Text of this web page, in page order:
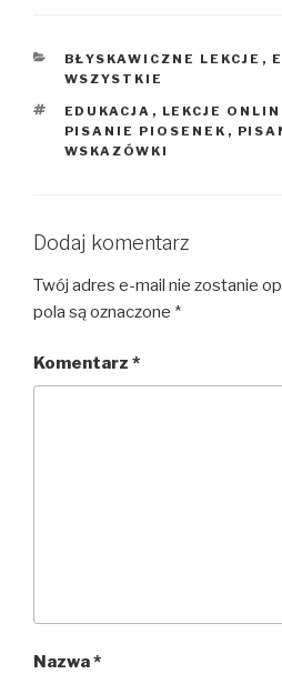
KATEGORIE
BŁYSKAWICZNE LEKCJE ,
WSZYSTKIE
TAGI
EDUKACJA , LEKCJE
PISANIE PIOSENEK ,
WSKAZÓWKI
Dodaj komentarz
Twój adres e-mail nie zostanie
pola są oznaczone *
Komentarz *
Nazwa*